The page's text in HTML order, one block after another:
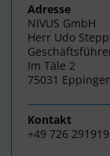
Adresse
NIVUS GmbH
Herr Udo
Im Täle 2
75031
Kontakt
+49 726